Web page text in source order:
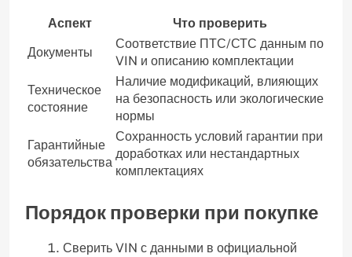
Аспект
Что проверить
Документы
Соответствие ПТС/СТС данным по
VIN и описанию комплектации
Техническое
состояние
Наличие модификаций, влияющих
на безопасность или экологические
нормы
Гарантийные
обязательства
Сохранность условий гарантии при
доработках или нестандартных
комплектациях
Порядок проверки при покупке
Сверить VIN с данными в официальной